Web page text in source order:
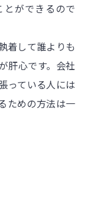
とができるので
着して誰よりも
肝心です。会社
っている人には
ための方法は一